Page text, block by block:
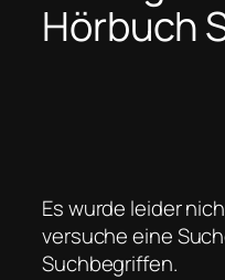
Hörbuch
Es wurde leider
versuche eine
Suchbegriffen.